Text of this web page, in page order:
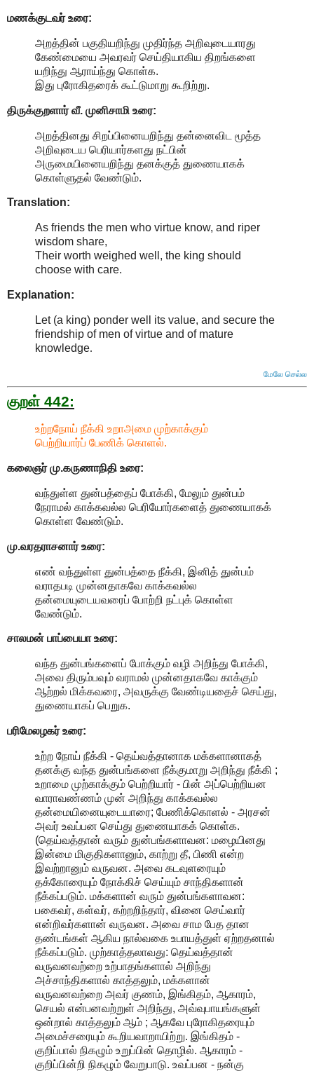
மணக்குடவர் உரை:
அறத்தின் பகுதியறிந்து முதிர்ந்த அறிவுடையாரது
கேண்மையை அவரவர் செய்தியாகிய திறங்களை
யறிந்து ஆராய்ந்து கொள்க.
இது புரோகிதரைக் கூட்டுமாறு கூறிற்று.
திருக்குறளார் வீ. முனிசாமி உரை:
அறத்தினது சிறப்பினையறிந்து தன்னைவிட மூத்த
அறிவுடைய பெரியார்களது நட்பின்
அருமையினையறிந்து தனக்குத் துணையாகக்
கொள்ளுதல் வேண்டும்.
Translation:
As friends the men who virtue know, and riper
wisdom share,
Their worth weighed well, the king should
choose with care.
Explanation:
Let (a king) ponder well its value, and secure the
friendship of men of virtue and of mature
knowledge.
மேலே செல்ல
குறள் 442:
உற்றநோய் நீக்கி உறாஅமை முற்காக்கும்
பெற்றியார்ப் பேணிக் கொளல்.
கலைஞர் மு.கருணாநிதி உரை:
வந்துள்ள துன்பத்தைப் போக்கி, மேலும் துன்பம்
நேராமல் காக்கவல்ல பெரியோர்களைத் துணையாகக்
கொள்ள வேண்டும்.
மு.வரதராசனார்உரை:
எண் வந்துள்ள துன்பத்தை நீக்கி, இனித் துன்பம்
வராதபடி முன்னதாகவே காக்கவல்ல
தன்மையுடையவரைப் போற்றி நட்புக் கொள்ள
வேண்டும்.
சாலமன் பாப்பையா உரை:
வந்த துன்பங்களைப் போக்கும் வழி அறிந்து போக்கி,
அவை திரும்பவும் வராமல் முன்னதாகவே காக்கும்
ஆற்றல் மிக்கவரை, அவருக்கு வேண்டியதைச் செய்து,
துணையாகப் பெறுக.
பரிமேலழகர் உரை:
உற்ற நோய் நீக்கி - தெய்வத்தானாக மக்களானாகத்
தனக்கு வந்த துன்பங்களை நீக்குமாறு அறிந்து நீக்கி ;
உறாமை முற்காக்கும் பெற்றியார் - பின் அப்பெற்றியன
வாராவண்ணம் முன் அறிந்து காக்கவல்ல
தன்மையினையுடையாரை; பேணிக்கொளல் - அரசன்
அவர் உவப்பன செய்து துணையாகக் கொள்க.
(தெய்வத்தான் வரும் துன்பங்களாவன: மழையினது
இன்மை மிகுதிகளானும், காற்று தீ, பிணி என்ற
இவற்றானும் வருவன. அவை கடவுளரையும்
தக்கோரையும் நோக்கிச் செய்யும் சாந்திகளான்
நீக்கப்படும். மக்களான் வரும் துன்பங்களாவன:
பகைவர், கள்வர், கற்றறிந்தார், வினை செய்வார்
என்றிவர்களான் வருவன. அவை சாம பேத தான
தண்டங்கள் ஆகிய நால்வகை உபாயத்துள் ஏற்றதனால்
நீக்கப்படும். முற்காத்தலாவது: தெய்வத்தான்
வருவனவற்றை உற்பாதங்களால் அறிந்து
அச்சாந்திகளால் காத்தலும், மக்களான்
வருவனவற்றை அவர் குணம், இங்கிதம், ஆகாரம்,
செயல் என்பனவற்றுள் அறிந்து, அவ்வுபாயங்களுள்
ஒன்றால் காத்தலும் ஆம் ; ஆகவே புரோகிதரையும்
அமைச்சரையும் கூறியவாறாயிற்று. இங்கிதம் -
குறிப்பால் நிகழும் உறுப்பின் தொழில். ஆகாரம் -
குறிப்பின்றி நிகழும் வேறுபாடு. உவப்பன - நன்கு